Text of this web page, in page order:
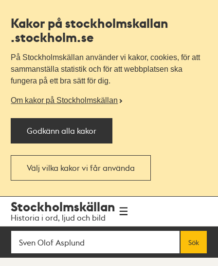
Kakor på stockholmskallan
.stockholm.se
På Stockholmskällan använder vi kakor, cookies, för att
sammanställa statistik och för att webbplatsen ska
fungera på ett bra sätt för dig.
Om kakor på Stockholmskällan
Godkänn alla kakor
Välj vilka kakor vi får använda
navigationen
huvudinnehållet
Stockholmskällan
Historia i ord, ljud och bild
Sök
Sök